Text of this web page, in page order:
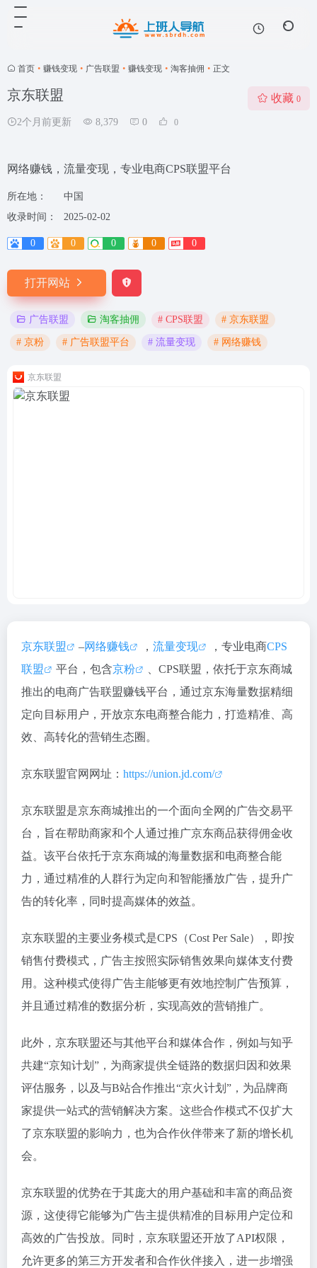
首页 • 赚钱变现 • 广告联盟 • 赚钱变现 • 淘客抽佣 • 正文
京东联盟
2个月前更新 8,379 0 0
收藏 0
网络赚钱，流量变现，专业电商CPS联盟平台
所在地：
中国
收录时间：
2025-02-02
0 0 0 0 0
打开网站
广告联盟 淘客抽佣 # CPS联盟 # 京东联盟
# 京粉 # 广告联盟平台 # 流量变现 # 网络赚钱
京东联盟
京东联盟 –网络赚钱 ， 流量变现 ，专业电商CPS
联盟
平台，包含京粉
、CPS联盟，依托于京东商城
推出的电商广告联盟赚钱平台，通过京东海量数据精细
定向目标用户，开放京东电商整合能力，打造精准、高
效、高转化的营销生态圈。
京东联盟官网网址： https://union.jd.com/
京东联盟是京东商城推出的一个面向全网的广告交易平
台，旨在帮助商家和个人通过推广京东商品获得佣金收
益。该平台依托于京东商城的海量数据和电商整合能
力，通过精准的人群行为定向和智能播放广告，提升广
告的转化率，同时提高媒体的效益。
京东联盟的主要业务模式是CPS（Cost Per Sale），即按
销售付费模式，广告主按照实际销售效果向媒体支付费
用。这种模式使得广告主能够更有效地控制广告预算，
并且通过精准的数据分析，实现高效的营销推广。
此外，京东联盟还与其他平台和媒体合作，例如与知乎
共建“京知计划”，为商家提供全链路的数据归因和效果
评估服务，以及与B站合作推出“京火计划”，为品牌商
家提供一站式的营销解决方案。这些合作模式不仅扩大
了京东联盟的影响力，也为合作伙伴带来了新的增长机
会。
京东联盟的优势在于其庞大的用户基础和丰富的商品资
源，这使得它能够为广告主提供精准的目标用户定位和
高效的广告投放。同时，京东联盟还开放了API权限，
允许更多的第三方开发者和合作伙伴接入，进一步增强